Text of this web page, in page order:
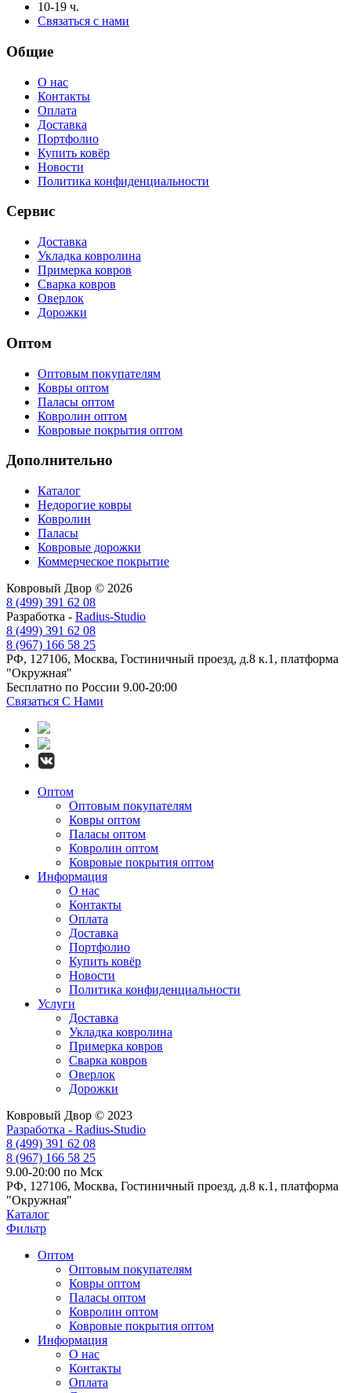
10-19 ч.
Связаться с нами
Общие
О нас
Контакты
Оплата
Доставка
Портфолио
Купить ковёр
Новости
Политика конфиденциальности
Сервис
Доставка
Укладка ковролина
Примерка ковров
Сварка ковров
Оверлок
Дорожки
Оптом
Оптовым покупателям
Ковры оптом
Паласы оптом
Ковролин оптом
Ковровые покрытия оптом
Дополнительно
Каталог
Недорогие ковры
Ковролин
Паласы
Ковровые дорожки
Коммерческое покрытие
Ковровый Двор © 2026
8 (499) 391 62 08
Разработка - Radius-Studio
8 (499) 391 62 08
8 (967) 166 58 25
РФ, 127106, Москва, Гостиничный проезд, д.8 к.1, платформа
"Окружная"
Бесплатно по России 9.00-20:00
Связаться С Нами
Оптом
Оптовым покупателям
Ковры оптом
Паласы оптом
Ковролин оптом
Ковровые покрытия оптом
Информация
О нас
Контакты
Оплата
Доставка
Портфолио
Купить ковёр
Новости
Политика конфиденциальности
Услуги
Доставка
Укладка ковролина
Примерка ковров
Сварка ковров
Оверлок
Дорожки
Ковровый Двор © 2023
Разработка - Radius-Studio
8 (499) 391 62 08
8 (967) 166 58 25
9.00-20:00 по Мск
РФ, 127106, Москва, Гостиничный проезд, д.8 к.1, платформа
"Окружная"
Каталог
Фильтр
Оптом
Оптовым покупателям
Ковры оптом
Паласы оптом
Ковролин оптом
Ковровые покрытия оптом
Информация
О нас
Контакты
Оплата